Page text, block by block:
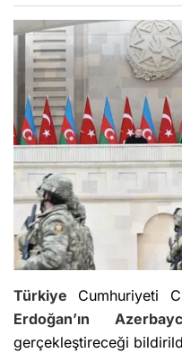
Türkiye Cumhuriyeti
Erdoğan’ın
gerçekleştireceği